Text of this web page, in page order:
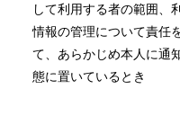
して利用する者の範囲、
情報の管理について責任
て、あらかじめ本人に通
態に置いているとき